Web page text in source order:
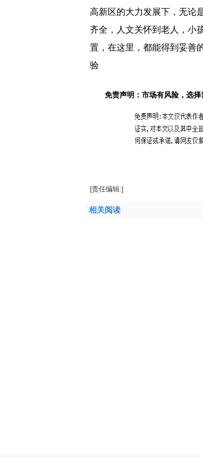
高新区的大力发展下，无论
齐全，人文关怀到老人，小
置，在这里，都能得到妥善
验
免责声明：市场有风险，选择
[责任编辑:]
相关阅读